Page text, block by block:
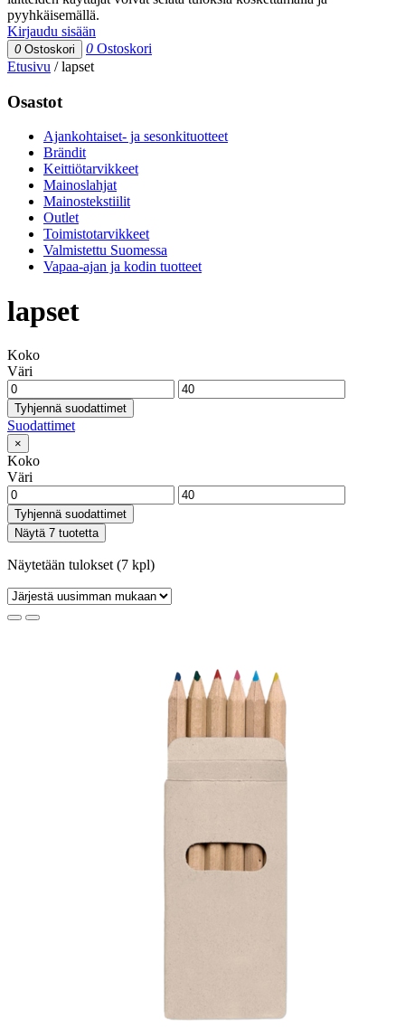
pyyhkäisemällä.
Kirjaudu sisään
0 Ostoskori 0 Ostoskori
Etusivu /lapset
Osastot
Ajankohtaiset- ja sesonkituotteet
Brändit
Keittiötarvikkeet
Mainoslahjat
Mainostekstiilit
Outlet
Toimistotarvikkeet
Valmistettu Suomessa
Vapaa-ajan ja kodin tuotteet
lapset
Koko
Väri
Tyhjennä suodattimet
Suodattimet
×
Koko
Väri
Tyhjennä suodattimet
Näytä 7 tuotetta
Näytetään tulokset (7 kpl)